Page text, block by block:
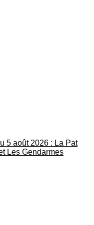
5 août 2026 : La Pat
Les Gendarmes